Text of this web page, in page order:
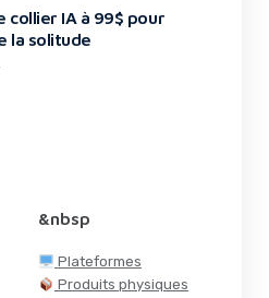
collier IA à 99$ pour
la solitude
&nbsp
Plateformes
Produits physiques